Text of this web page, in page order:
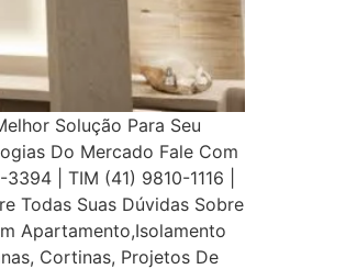
Solução Para Seu
Do Mercado Fale Com
| TIM (41) 9810-1116 |
Todas Suas Dúvidas Sobre
Apartamento,Isolamento
Cortinas, Projetos De